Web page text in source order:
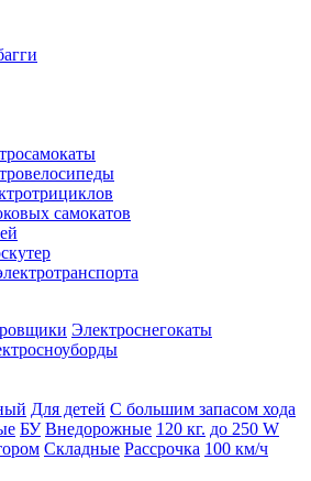
самокатов
Электроснегокаты
Для детей С большим запасом хода
БУ Внедорожные 120 кг. до 250 W
Складные Рассрочка 100 км/ч